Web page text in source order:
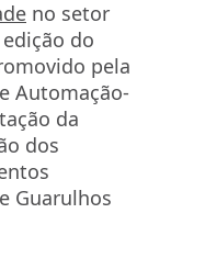
no setor
do
pela
Automação-
da
dos
Guarulhos